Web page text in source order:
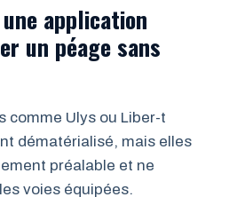
application
un péage sans
comme Ulys ou Liber-t
dématérialisé, mais elles
préalable et ne
voies équipées.